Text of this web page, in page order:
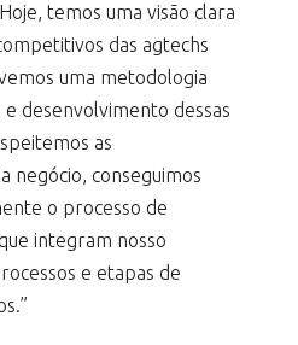
temos uma visão clara
das agtechs
uma metodologia
desenvolvimento dessas
as
negócio, conseguimos
o processo de
integram nosso
e etapas de